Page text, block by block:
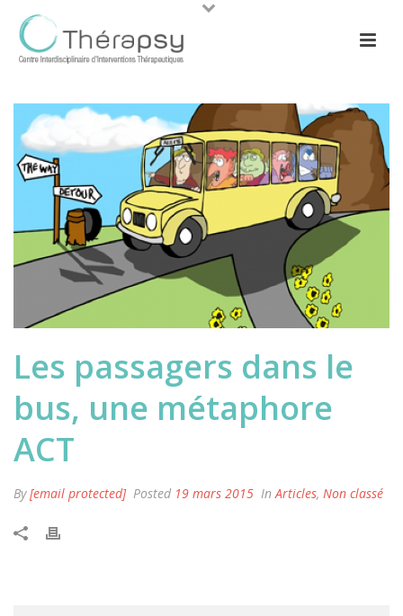
Les passagers dans le
bus, une métaphore
ACT
By[email protected] Posted 19 mars 2015 InArticles, Non classé